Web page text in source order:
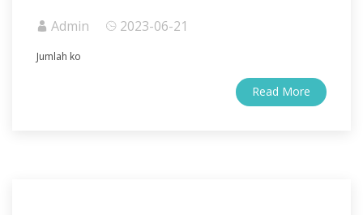
Admin 2023-06-21
Jumlah ko
Read More